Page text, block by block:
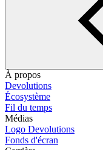
À propos
Devolutions
Écosystème
Fil du temps
Médias
Logo Devolutions
Fonds d'écran